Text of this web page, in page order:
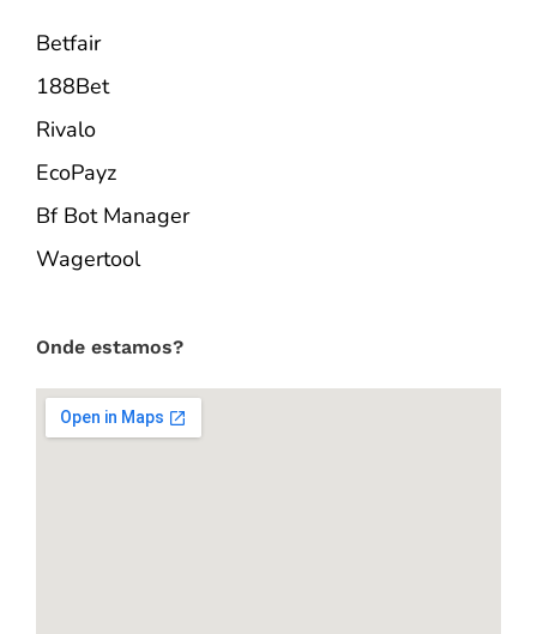
Betfair
188Bet
Rivalo
EcoPayz
Bf Bot Manager
Wagertool
Onde estamos?